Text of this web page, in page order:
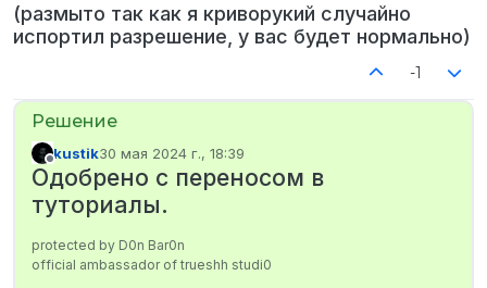
(размыто так как я криворукий случайно
испортил разрешение, у вас будет нормально)
-1
Не в сети
kustik30 мая 2024 г., 18:39
отредактировано
Одобрено с переносом в
туториалы.
protected by D0n Bar0n
official ambassador of trueshh studi0